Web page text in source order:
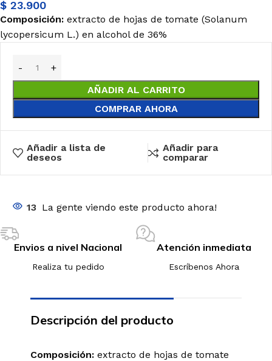
$ 23.900
Composición: extracto de hojas de tomate (Solanum
lycopersicum L.) en alcohol de 36%
AÑADIR AL CARRITO
COMPRAR AHORA
Añadir a lista de
deseos
Añadir para
comparar
13 La gente viendo este producto ahora!
Envios a nivel Nacional
Realiza tu pedido
Atención inmediata
Escríbenos Ahora
Descripción del producto
Composición: extracto de hojas de tomate